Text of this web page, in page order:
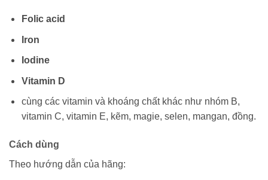
Folic acid
Iron
Iodine
Vitamin D
cùng các vitamin và khoáng chất khác như nhóm B,
vitamin C, vitamin E, kẽm, magie, selen, mangan, đồng.
Cách dùng
Theo hướng dẫn của hãng: